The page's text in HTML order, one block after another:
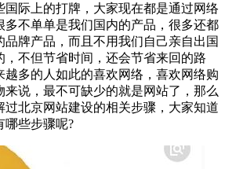
国际上的打牌，大家现在都是通过网络
多不单单是我们国内的产品，很多还都
品牌产品，而且不用我们自己亲自出国
，不但节省时间，还会节省来回的路
越多的人如此的喜欢网络，喜欢网络购
说，最不可缺少的就是网站了，那么
过北京网站建设的相关步骤，大家知道
哪些步骤呢?